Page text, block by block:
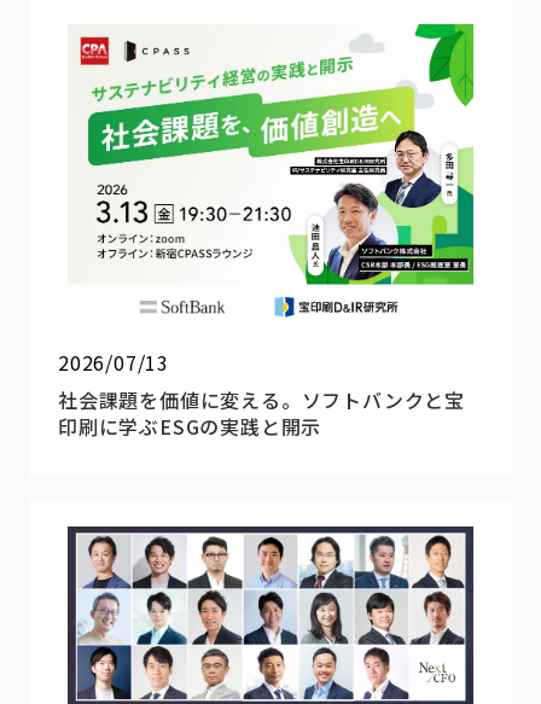
2026/07/13
社会課題を価値に変える。ソフトバンクと宝
印刷に学ぶESGの実践と開示